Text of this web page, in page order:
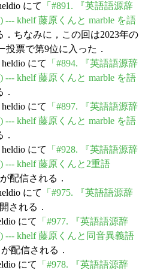
にて
「#891. 『英語語源辞
khelf 藤原くんと marble を語
．ちなみに，この回は2023年の
投票で第9位に入った．
にて
「#894. 『英語語源辞
khelf 藤原くんと marble を語
にて
「#897. 『英語語源辞
khelf 藤原くんと marble を語
にて
「#928. 『英語語源辞
--- khelf 藤原くんと2重語
が配信される．
にて
「#975. 『英語語源辞
される．
にて
「#977. 『英語語源辞
--- khelf 藤原くんと同音異義語
が配信される．
にて
「#978. 『英語語源辞